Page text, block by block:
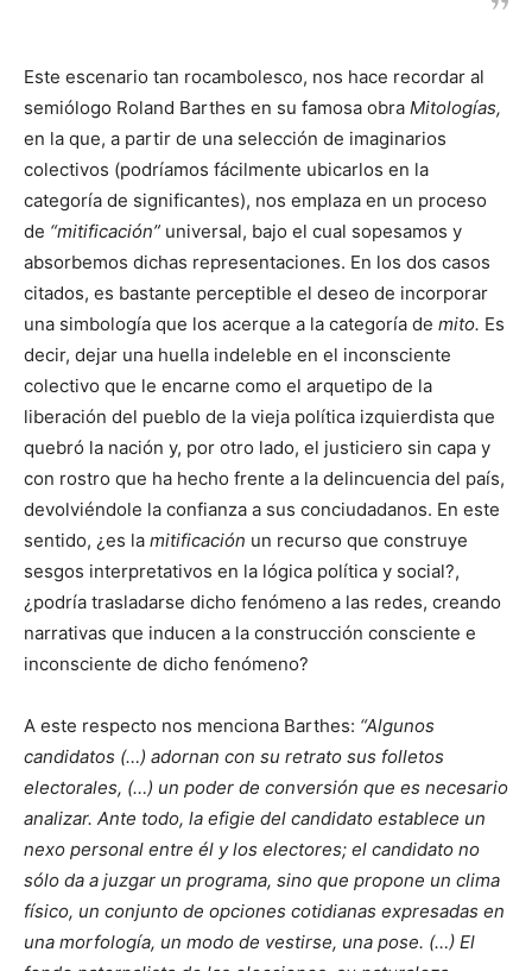
Este escenario tan rocambolesco, nos hace recordar al
semiólogo Roland Barthes en su famosa obra Mitologías,
en la que, a partir de una selección de imaginarios
colectivos (podríamos fácilmente ubicarlos en la
categoría de significantes), nos emplaza en un proceso
de “mitificación” universal, bajo el cual sopesamos y
absorbemos dichas representaciones. En los dos casos
citados, es bastante perceptible el deseo de incorporar
una simbología que los acerque a la categoría de mito. Es
decir, dejar una huella indeleble en el inconsciente
colectivo que le encarne como el arquetipo de la
liberación del pueblo de la vieja política izquierdista que
quebró la nación y, por otro lado, el justiciero sin capa y
con rostro que ha hecho frente a la delincuencia del país,
devolviéndole la confianza a sus conciudadanos. En este
sentido, ¿es la mitificación un recurso que construye
sesgos interpretativos en la lógica política y social?,
¿podría trasladarse dicho fenómeno a las redes, creando
narrativas que inducen a la construcción consciente e
inconsciente de dicho fenómeno?
A este respecto nos menciona Barthes: “Algunos
candidatos (…) adornan con su retrato sus folletos
electorales, (…) un poder de conversión que es necesario
analizar. Ante todo, la efigie del candidato establece un
nexo personal entre él y los electores; el candidato no
sólo da a juzgar un programa, sino que propone un clima
físico, un conjunto de opciones cotidianas expresadas en
una morfología, un modo de vestirse, una pose. (…) El